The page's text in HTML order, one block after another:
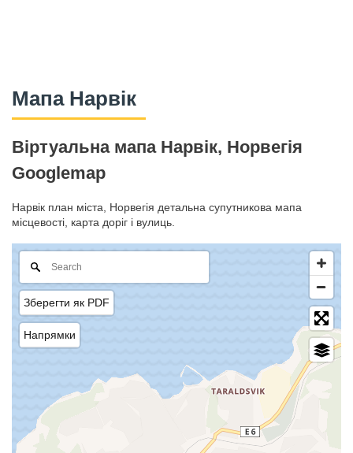
Мапа Нарвік
Віртуальна мапа Нарвік, Норвегія
Googlemap
Нарвік план міста, Норвегія детальна супутникова мапа
місцевості, карта доріг і вулиць.
Зберегти як PDF
Напрямки